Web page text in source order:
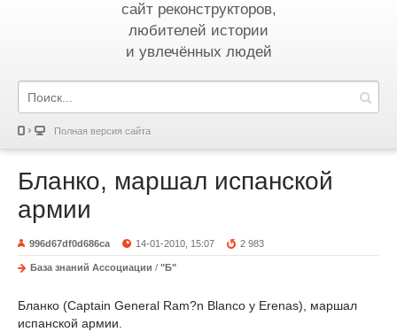
сайт реконструкторов,
любителей истории
и увлечённых людей
Полная версия сайта
Бланко, маршал испанской
армии
996d67df0d686ca 14-01-2010, 15:07 2 983
База знаний Ассоциации / "Б"
Бланко (Captain General Ram?n Blanco y Erenas), маршал
испанской армии.